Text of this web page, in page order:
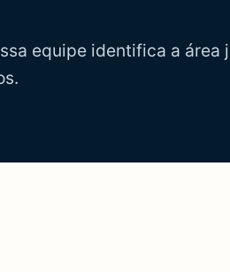
equipe identifica a área